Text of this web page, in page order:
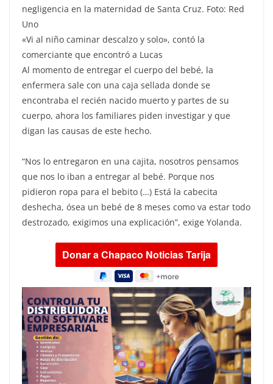
negligencia en la maternidad de Santa Cruz. Foto: Red
Uno
«Vi al niño caminar descalzo y solo», contó la
comerciante que encontró a Lucas
Al momento de entregar el cuerpo del bebé, la
enfermera sale con una caja sellada donde se
encontraba el recién nacido muerto y partes de su
cuerpo, ahora los familiares piden investigar y que
digan las causas de este hecho.
“Nos lo entregaron en una cajita, nosotros pensamos
que nos lo iban a entregar al bebé. Porque nos
pidieron ropa para el bebito (…) Está la cabecita
deshecha, ósea un bebé de 8 meses como va estar todo
destrozado, exigimos una explicación”, exige Yolanda.